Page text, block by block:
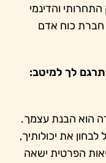
והדינמי
חברת כוח אדם
לך למיטב:
הוא הבנת עצמך.
את יכולותיך,
הפרטית ישאה